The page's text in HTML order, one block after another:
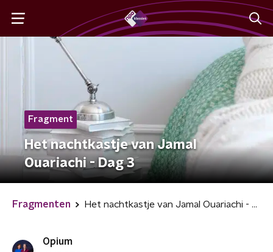
Fragment
Het nachtkastje van Jamal
Ouariachi - Dag 3
Fragmenten Het nachtkastje van Jamal Ouariachi - Dag 3
Opium